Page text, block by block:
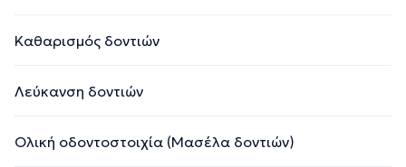
Καθαρισμός δοντιών
Λεύκανση δοντιών
Ολική οδοντοστοιχία (Μασέλα δοντιών)